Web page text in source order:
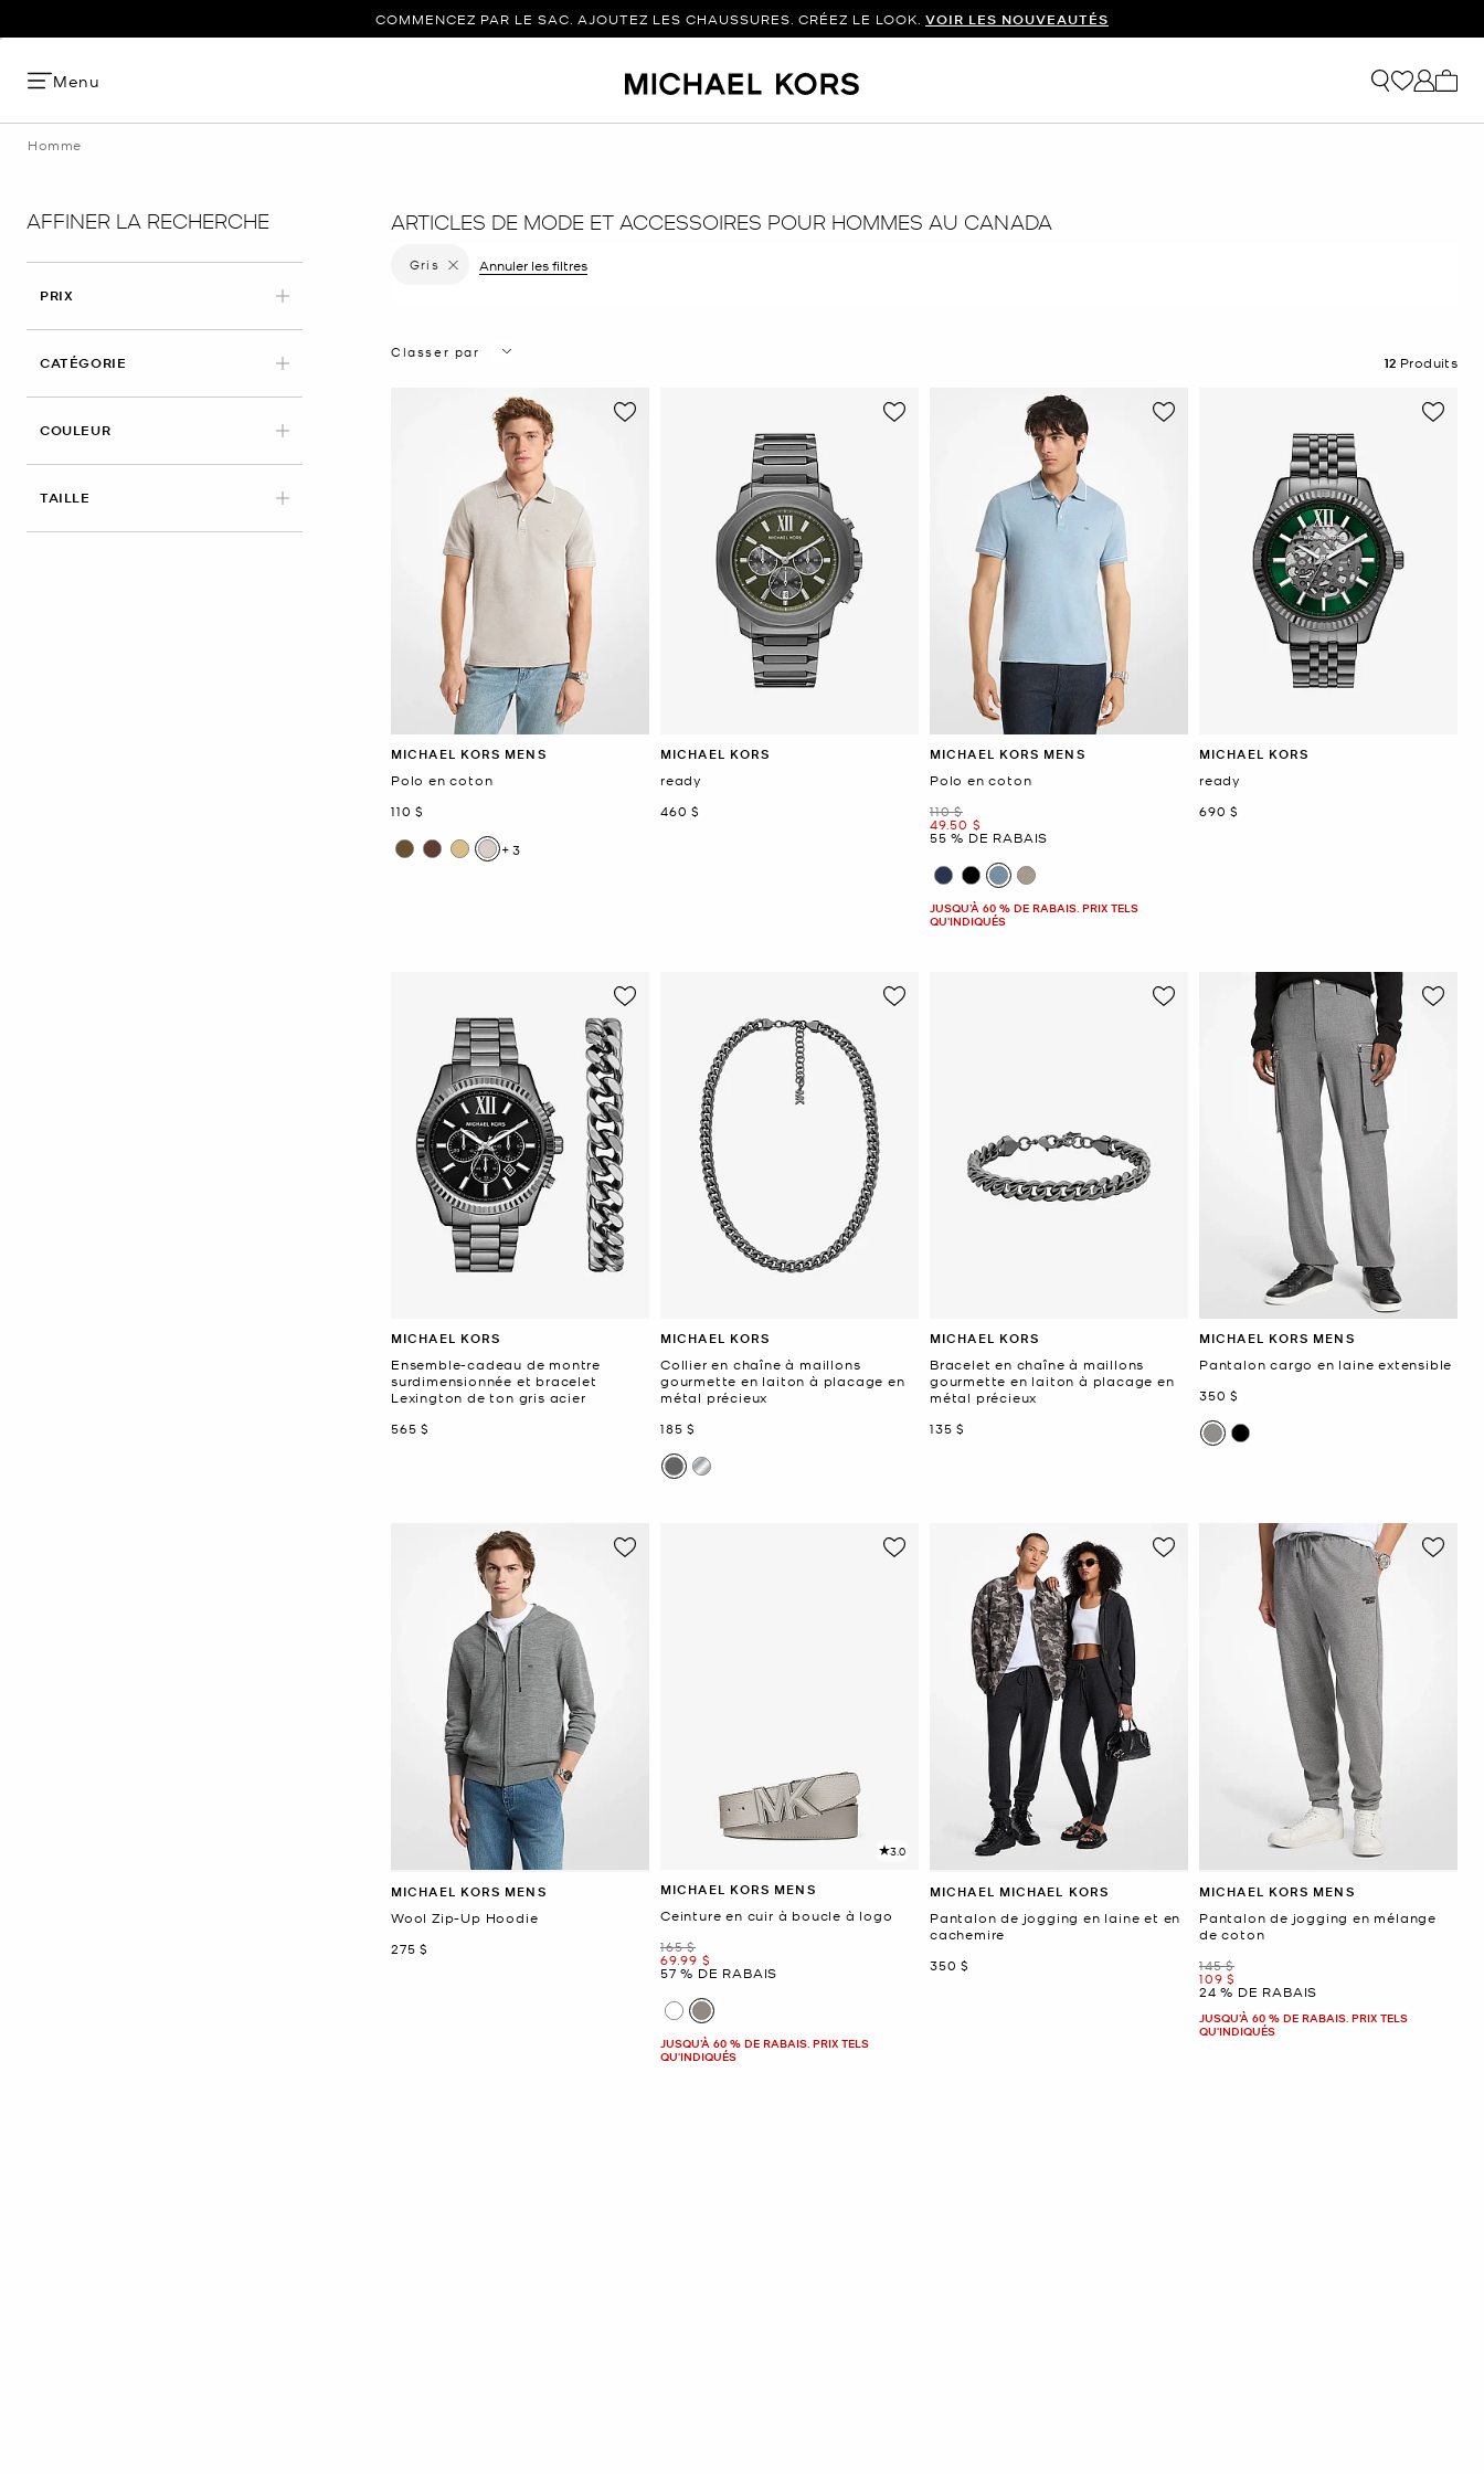
COMMENCEZ PAR LE SAC. AJOUTEZ LES CHAUSSURES. CRÉEZ LE LOOK. VOIR LES NOUVEAUTÉS
Menu
Homme
AFFINER LA RECHERCHE
PRIX
CATÉGORIE
COULEURAPPLIED
TAILLE
ARTICLES DE MODE ET ACCESSOIRES POUR HOMMES AU CANADA
Supprimer le filtre Affiné(e) par Couleur : Gris
Gris Annuler les filtres
Classer par
12 Produits
MICHAEL KORS MENS
Polo en coton
maintenant
110 $
+3
MICHAEL KORS
ready
maintenant
460 $
MICHAEL KORS MENS
Polo en coton
était
110 $
maintenant
49.50 $
55 % DE RABAIS
JUSQU’À 60 % DE RABAIS. PRIX TELS
QU'INDIQUÉS
MICHAEL KORS
ready
maintenant
690 $
MICHAEL KORS
Ensemble-cadeau de montre
surdimensionnée et bracelet
Lexington de ton gris acier
maintenant
565 $
MICHAEL KORS
Collier en chaîne à maillons
gourmette en laiton à placage en
métal précieux
maintenant
185 $
MICHAEL KORS
Bracelet en chaîne à maillons
gourmette en laiton à placage en
métal précieux
maintenant
135 $
MICHAEL KORS MENS
Pantalon cargo en laine extensible
maintenant
350 $
MICHAEL KORS MENS
Wool Zip-Up Hoodie
maintenant
275 $
3.0
MICHAEL KORS MENS
Ceinture en cuir à boucle à logo
était
165 $
maintenant
69.99 $
57 % DE RABAIS
JUSQU’À 60 % DE RABAIS. PRIX TELS
QU'INDIQUÉS
MICHAEL MICHAEL KORS
Pantalon de jogging en laine et en
cachemire
maintenant
350 $
MICHAEL KORS MENS
Pantalon de jogging en mélange
de coton
était
145 $
maintenant
109 $
24 % DE RABAIS
JUSQU’À 60 % DE RABAIS. PRIX TELS
QU'INDIQUÉS